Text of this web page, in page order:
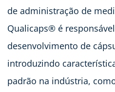
de administração de
Qualicaps® é
desenvolvimento de
introduzindo
padrão na indústria,